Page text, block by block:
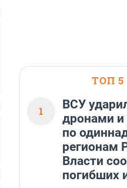
ТОП 5
1
ВСУ
дронами и
по
регионам
Власти
погибших